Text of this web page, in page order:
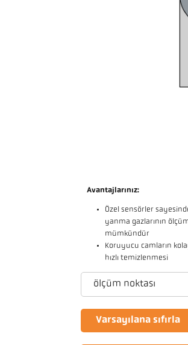
Avantajlarınız:
Özel sensörler
yanma gazlarının
mümkündür
Koruyucu camların
hızlı temizlenmesi
ölçüm noktası
Varsayılana sıfırla